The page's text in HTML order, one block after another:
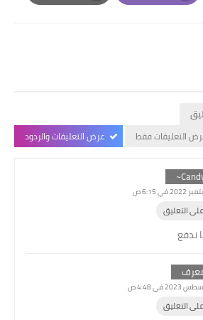
Email
Print
التعليقات فقط
عرض التعليقات والردود
ندفع
التعليق
التعليق